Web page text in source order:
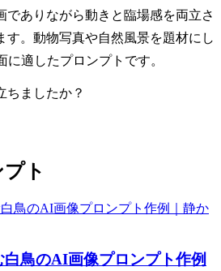
でありながら動きと臨場感を両立さ
す。動物写真や自然風景を題材にし
適したプロンプトです。
ちましたか？
ト
鳥のAI画像プロンプト作例